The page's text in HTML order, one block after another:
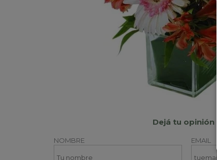
Dejá tu opinión
NOMBRE EMAIL